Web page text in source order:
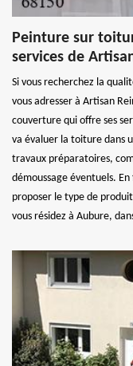
Peinture sur
services de
Si vous recherchez la
vous adresser à Artisan
couverture qui offre ses
va évaluer la toiture dans
travaux préparatoires,
démoussage éventuels.
proposer le type de
vous résidez à Aubure,